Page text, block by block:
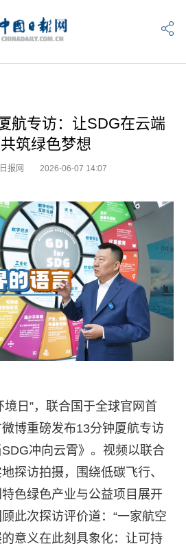
航专访：让SDG在云端
筑绿色梦想
报网 2026-06-07 14:07
境日”，联合国于全球官网首
博重磅发布13分钟厦航专访
冲向云霄》。视频以联合
探访拍摄，围绕低碳飞行、
色绿色产业与公益项目展开
此次探访评价道：“一家航空
意义在此刻具象化：让可持